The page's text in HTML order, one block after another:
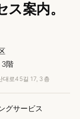
ス案内。
3階
대로45길 17, 3층
グサービス